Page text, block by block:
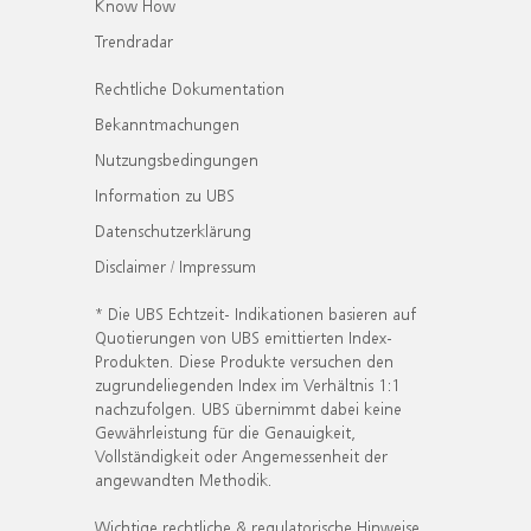
Know How
Trendradar
Rechtliche Dokumentation
Bekanntmachungen
Nutzungsbedingungen
Information zu UBS
Datenschutzerklärung
Disclaimer / Impressum
* Die UBS Echtzeit- Indikationen basieren auf
Quotierungen von UBS emittierten Index-
Produkten. Diese Produkte versuchen den
zugrundeliegenden Index im Verhältnis 1:1
nachzufolgen. UBS übernimmt dabei keine
Gewährleistung für die Genauigkeit,
Vollständigkeit oder Angemessenheit der
angewandten Methodik.